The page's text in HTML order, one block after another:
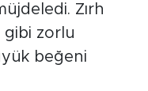
Zırh
gibi zorlu
beğeni